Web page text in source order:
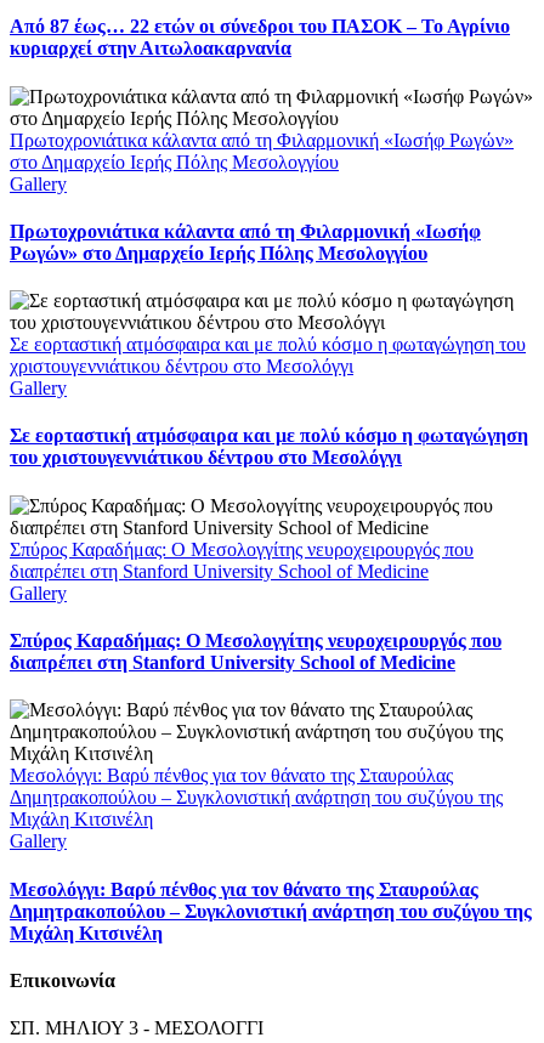
Από 87 έως… 22 ετών οι σύνεδροι του ΠΑΣΟΚ – Το Αγρίνιο
κυριαρχεί στην Αιτωλοακαρνανία
Πρωτοχρονιάτικα κάλαντα από τη Φιλαρμονική «Ιωσήφ Ρωγών»
στο Δημαρχείο Ιερής Πόλης Μεσολογγίου
Gallery
Πρωτοχρονιάτικα κάλαντα από τη Φιλαρμονική «Ιωσήφ
Ρωγών» στο Δημαρχείο Ιερής Πόλης Μεσολογγίου
Σε εορταστική ατμόσφαιρα και με πολύ κόσμο η φωταγώγηση του
χριστουγεννιάτικου δέντρου στο Μεσολόγγι
Gallery
Σε εορταστική ατμόσφαιρα και με πολύ κόσμο η φωταγώγηση
του χριστουγεννιάτικου δέντρου στο Μεσολόγγι
Σπύρος Καραδήμας: Ο Μεσολογγίτης νευροχειρουργός που
διαπρέπει στη Stanford University School of Medicine
Gallery
Σπύρος Καραδήμας: Ο Μεσολογγίτης νευροχειρουργός που
διαπρέπει στη Stanford University School of Medicine
Μεσολόγγι: Βαρύ πένθος για τον θάνατο της Σταυρούλας
Δημητρακοπούλου – Συγκλονιστική ανάρτηση του συζύγου της
Μιχάλη Κιτσινέλη
Gallery
Μεσολόγγι: Βαρύ πένθος για τον θάνατο της Σταυρούλας
Δημητρακοπούλου – Συγκλονιστική ανάρτηση του συζύγου της
Μιχάλη Κιτσινέλη
Επικοινωνία
ΣΠ. ΜΗΛΙΟΥ 3 - ΜΕΣΟΛΟΓΓΙ